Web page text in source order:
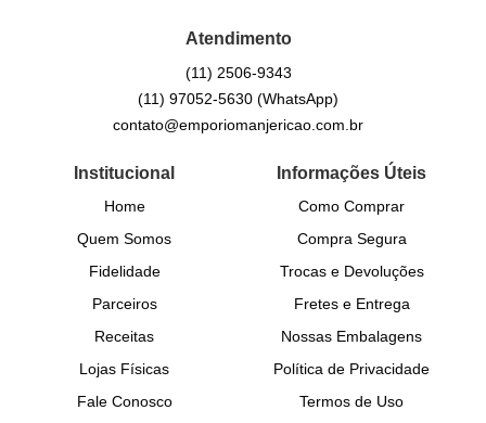
Atendimento
(11) 2506-9343
(11) 97052-5630(WhatsApp)
contato@emporiomanjericao.com.br
Institucional
Home
Quem Somos
Fidelidade
Parceiros
Receitas
Lojas Físicas
Fale Conosco
Informações Úteis
Como Comprar
Compra Segura
Trocas e Devoluções
Fretes e Entrega
Nossas Embalagens
Política de Privacidade
Termos de Uso